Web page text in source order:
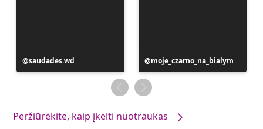
Įrašą
paskelbė
saudades.wd
Įrašą
paskelbė
moje_czarno_na_bialym
Peržiūrėkite, kaip įkelti nuotraukas